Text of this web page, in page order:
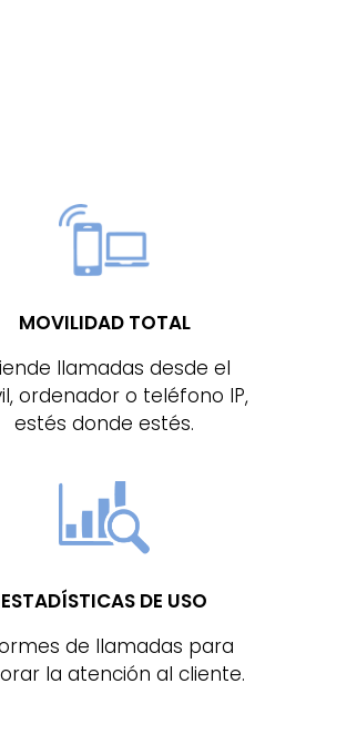
MOVILIDAD TOTAL
llamadas desde el
ordenador o teléfono IP,
estés donde estés.
ESTADÍSTICAS DE USO
de llamadas para
la atención al cliente.